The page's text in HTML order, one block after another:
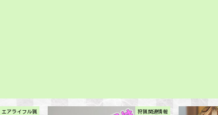
エアライフル猟 狩猟関連情報